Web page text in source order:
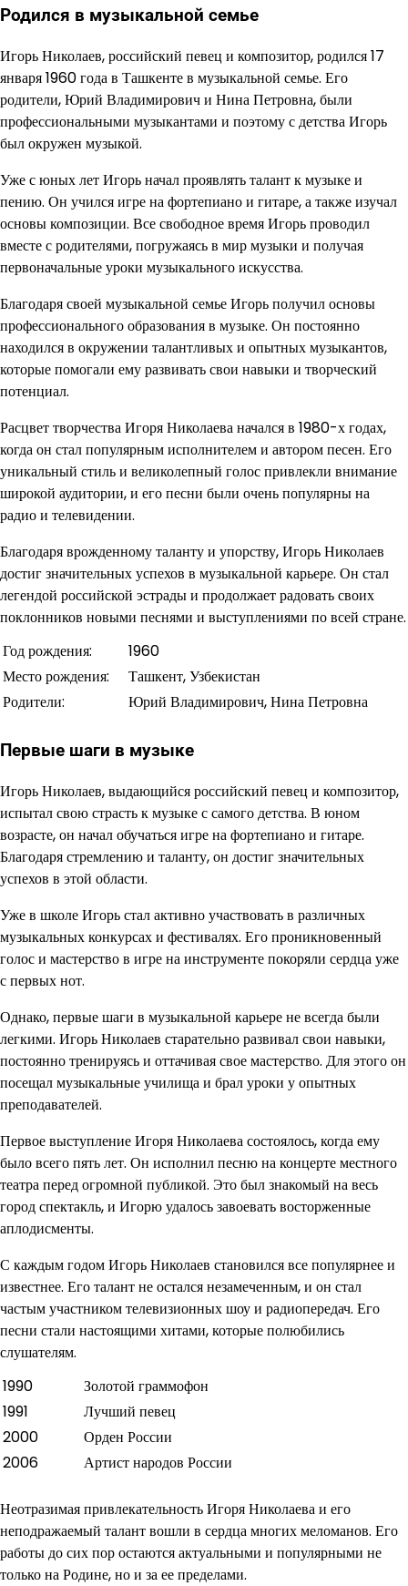
Родился в музыкальной семье
Игорь Николаев, российский певец и композитор, родился 17
января 1960 года в Ташкенте в музыкальной семье. Его
родители, Юрий Владимирович и Нина Петровна, были
профессиональными музыкантами и поэтому с детства Игорь
был окружен музыкой.
Уже с юных лет Игорь начал проявлять талант к музыке и
пению. Он учился игре на фортепиано и гитаре, а также изучал
основы композиции. Все свободное время Игорь проводил
вместе с родителями, погружаясь в мир музыки и получая
первоначальные уроки музыкального искусства.
Благодаря своей музыкальной семье Игорь получил основы
профессионального образования в музыке. Он постоянно
находился в окружении талантливых и опытных музыкантов,
которые помогали ему развивать свои навыки и творческий
потенциал.
Расцвет творчества Игоря Николаева начался в 1980-х годах,
когда он стал популярным исполнителем и автором песен. Его
уникальный стиль и великолепный голос привлекли внимание
широкой аудитории, и его песни были очень популярны на
радио и телевидении.
Благодаря врожденному таланту и упорству, Игорь Николаев
достиг значительных успехов в музыкальной карьере. Он стал
легендой российской эстрады и продолжает радовать своих
поклонников новыми песнями и выступлениями по всей стране.
Год рождения:
1960
Место рождения:
Ташкент, Узбекистан
Родители:
Юрий Владимирович, Нина Петровна
Первые шаги в музыке
Игорь Николаев, выдающийся российский певец и композитор,
испытал свою страсть к музыке с самого детства. В юном
возрасте, он начал обучаться игре на фортепиано и гитаре.
Благодаря стремлению и таланту, он достиг значительных
успехов в этой области.
Уже в школе Игорь стал активно участвовать в различных
музыкальных конкурсах и фестивалях. Его проникновенный
голос и мастерство в игре на инструменте покоряли сердца уже
с первых нот.
Однако, первые шаги в музыкальной карьере не всегда были
легкими. Игорь Николаев старательно развивал свои навыки,
постоянно тренируясь и оттачивая свое мастерство. Для этого он
посещал музыкальные училища и брал уроки у опытных
преподавателей.
Первое выступление Игоря Николаева состоялось, когда ему
было всего пять лет. Он исполнил песню на концерте местного
театра перед огромной публикой. Это был знакомый на весь
город спектакль, и Игорю удалось завоевать восторженные
аплодисменты.
С каждым годом Игорь Николаев становился все популярнее и
известнее. Его талант не остался незамеченным, и он стал
частым участником телевизионных шоу и радиопередач. Его
песни стали настоящими хитами, которые полюбились
слушателям.
1990
Золотой граммофон
1991
Лучший певец
2000
Орден России
2006
Артист народов России
Неотразимая привлекательность Игоря Николаева и его
неподражаемый талант вошли в сердца многих меломанов. Его
работы до сих пор остаются актуальными и популярными не
только на Родине, но и за ее пределами.